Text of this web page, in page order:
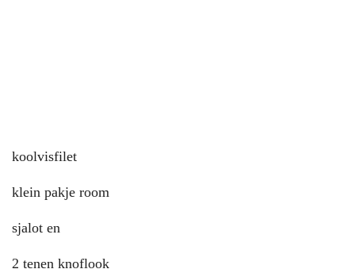
koolvisfilet
klein pakje room
sjalot en
2 tenen knoflook